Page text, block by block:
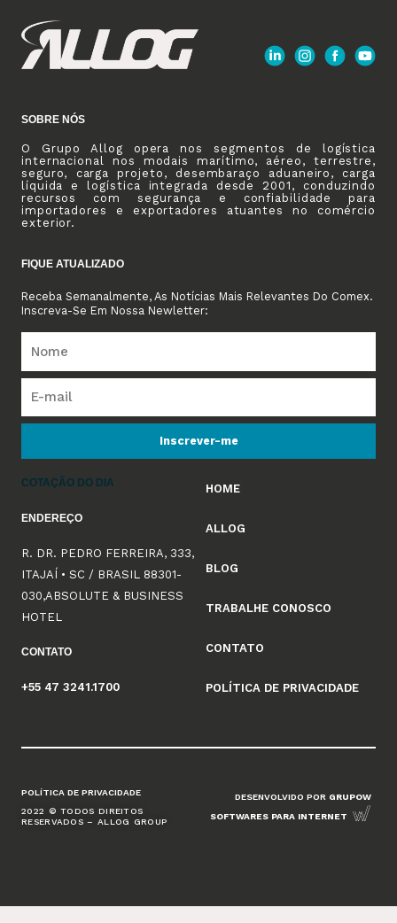
SOBRE NÓS
O Grupo Allog opera nos segmentos de logística
internacional nos modais marítimo, aéreo, terrestre,
seguro, carga projeto, desembaraço aduaneiro, carga
líquida e logística integrada desde 2001, conduzindo
recursos com segurança e confiabilidade para
importadores e exportadores atuantes no comércio
exterior.
FIQUE ATUALIZADO
Receba Semanalmente, As Notícias Mais Relevantes Do Comex.
Inscreva-Se Em Nossa Newletter:
Inscrever-me
COTAÇÃO DO DIA
ENDEREÇO
R. DR. PEDRO FERREIRA, 333,
ITAJAÍ • SC / BRASIL 88301-
030,ABSOLUTE & BUSINESS
HOTEL
CONTATO
+55 47 3241.1700
HOME
ALLOG
BLOG
TRABALHE CONOSCO
CONTATO
POLÍTICA DE PRIVACIDADE
POLÍTICA DE PRIVACIDADE
2022 © TODOS DIREITOS
RESERVADOS – ALLOG GROUP
DESENVOLVIDO POR GRUPOW
SOFTWARES PARA INTERNET